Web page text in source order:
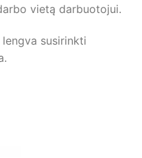
vietą darbuotojui.
susirinkti